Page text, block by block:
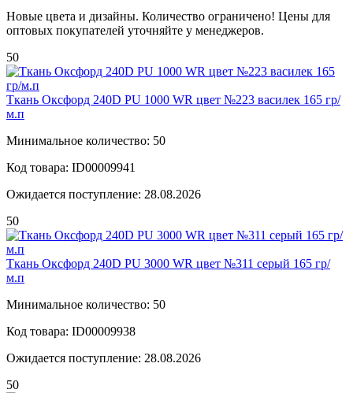
Новые цвета и дизайны. Количество ограничено! Цены для
оптовых покупателей уточняйте у менеджеров.
50
Ткань Оксфорд 240D PU 1000 WR цвет №223 василек 165 гр/
м.п
Минимальное количество: 50
Код товара: ID00009941
Ожидается поступление: 28.08.2026
50
Ткань Оксфорд 240D PU 3000 WR цвет №311 серый 165 гр/
м.п
Минимальное количество: 50
Код товара: ID00009938
Ожидается поступление: 28.08.2026
50